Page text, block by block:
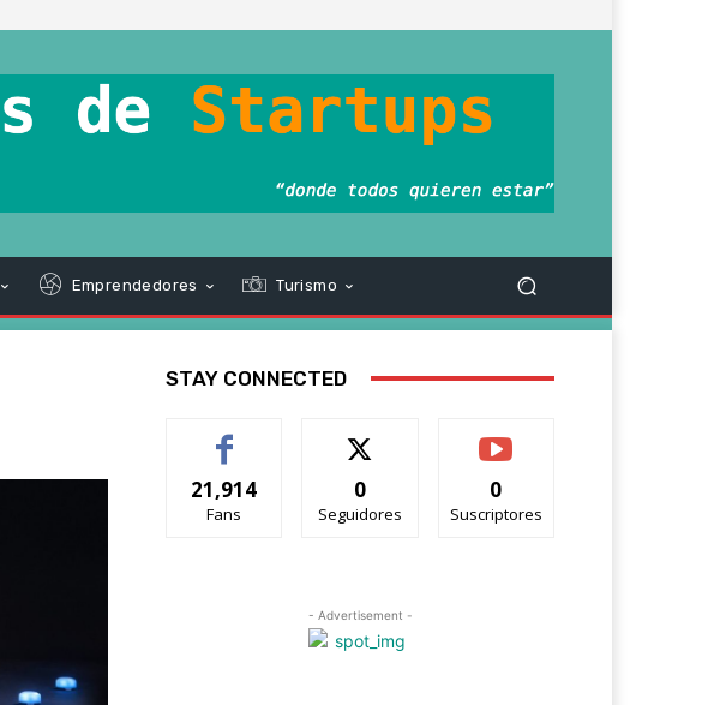
Emprendedores Turismo
STAY CONNECTED
21,914
Fans
0
Seguidores
0
Suscriptores
- Advertisement -